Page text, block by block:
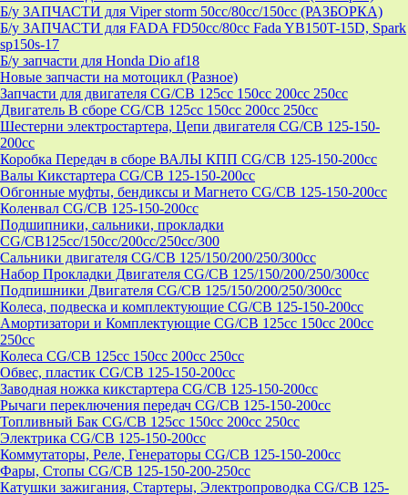
Б/у ЗАПЧАСТИ для Viper storm 50cc/80cc/150cc (РАЗБОРКА)
Б/у ЗАПЧАСТИ для FADA FD50cc/80cc Fada YB150T-15D, Spark
sp150s-17
Б/у запчасти для Honda Dio af18
Новые запчасти на мотоцикл (Разное)
Запчасти для двигателя CG/CB 125cc 150cc 200cc 250cc
Двигатель В сборе CG/CB 125cc 150cc 200cc 250cc
Шестерни электростартера, Цепи двигателя CG/CB 125-150-
200cc
Коробка Передач в сборе ВАЛЫ КПП CG/CB 125-150-200cc
Валы Кикстартера CG/CB 125-150-200cc
Обгонные муфты, бендиксы и Магнето CG/CB 125-150-200cc
Коленвал CG/CB 125-150-200cc
Подшипники, сальники, прокладки
CG/CB125сс/150cc/200cc/250cc/300
Сальники двигателя CG/CB 125/150/200/250/300cc
Набор Прокладки Двигателя CG/CB 125/150/200/250/300cc
Подпишники Двигателя CG/CB 125/150/200/250/300cc
Колеса, подвеска и комплектующие CG/CB 125-150-200cc
Амортизатори и Комплектующие CG/CB 125cc 150cc 200cc
250cc
Колеса CG/CB 125cc 150cc 200cc 250cc
Обвес, пластик CG/CB 125-150-200cc
Заводная ножка кикстартера CG/CB 125-150-200cc
Рычаги переключения передач CG/CB 125-150-200cc
Топливный Бак CG/CB 125cc 150cc 200cc 250cc
Электрика CG/CB 125-150-200cc
Коммутаторы, Реле, Генераторы CG/CB 125-150-200cc
Фары, Стопы CG/CB 125-150-200-250cc
Катушки зажигания, Стартеры, Электропроводка CG/CB 125-